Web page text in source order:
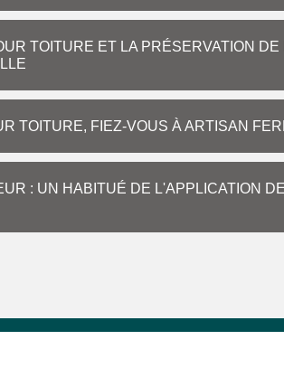
TOITURE ET LA PRÉSERVATION
TOITURE, FIEZ-VOUS À ARTISAN
: UN HABITUÉ DE L'APPLICATION